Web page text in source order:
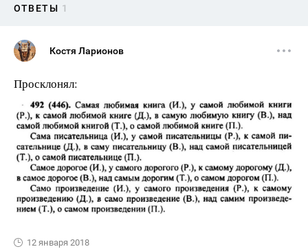
ОТВЕТЫ 1
Костя Ларионов
Просклонял:
12 января 2018